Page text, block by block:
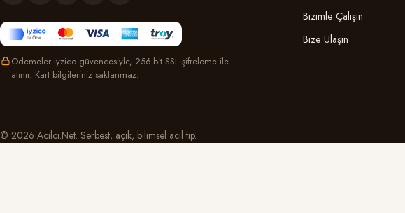
Ödemeler iyzico güvencesiyle, 256-bit SSL şifreleme ile
alınır. Kart bilgileriniz saklanmaz.
Bizimle Çalışın
Bize Ulaşın
© 2026 Acilci.Net. Serbest, açık, bilimsel acil tıp.